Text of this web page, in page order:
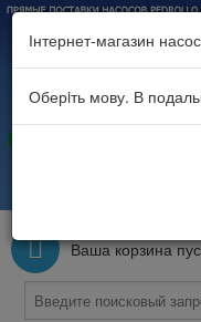
Ваша корзина
Інтернет-магазин
Оберiть мову. В